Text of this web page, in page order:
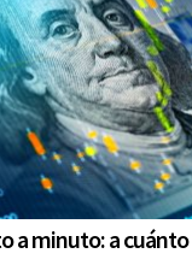
a minuto: a